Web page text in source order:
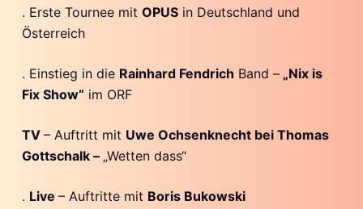
. Erste Tournee mit OPUSin Deutschland und
Österreich
. Einstieg in die Rainhard Fendrich Band –„Nix is
Fix Show“im ORF
TV – Auftritt mit Uwe Ochsenknecht bei Thomas
Gottschalk – „Wetten dass“
. Live – Auftritte mit Boris Bukowski